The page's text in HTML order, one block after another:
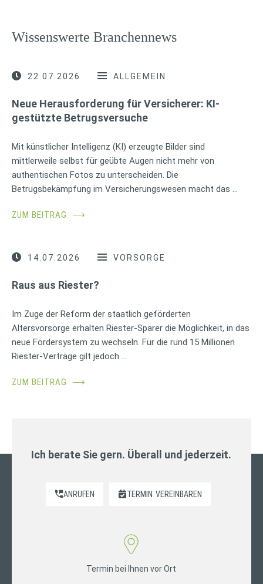
Wissenswerte Branchennews
22.07.2026 ALLGEMEIN
Neue Herausforderung für Versicherer: KI-
gestützte Betrugsversuche
Mit künstlicher Intelligenz (KI) erzeugte Bilder sind
mittlerweile selbst für geübte Augen nicht mehr von
authentischen Fotos zu unterscheiden. Die
Betrugsbekämpfung im Versicherungswesen macht das …
ZUM BEITRAG ⟶
14.07.2026 VORSORGE
Raus aus Riester?
Im Zuge der Reform der staatlich geförderten
Altersvorsorge erhalten Riester-Sparer die Möglichkeit, in das
neue Fördersystem zu wechseln. Für die rund 15 Millionen
Riester-Verträge gilt jedoch …
ZUM BEITRAG ⟶
Ich berate Sie gern. Überall und jederzeit.
ANRUFEN TERMIN VEREINBAREN
Termin bei Ihnen vor Ort